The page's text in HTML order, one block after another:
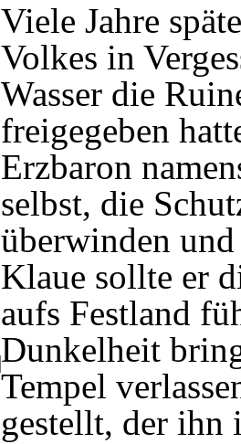
Viele Jahre
Volkes in
Wasser die
freigegeben
Erzbaron
selbst, die
überwinden
Klaue sollte er
aufs Festland
Dunkelheit
Tempel
gestellt, der ihn